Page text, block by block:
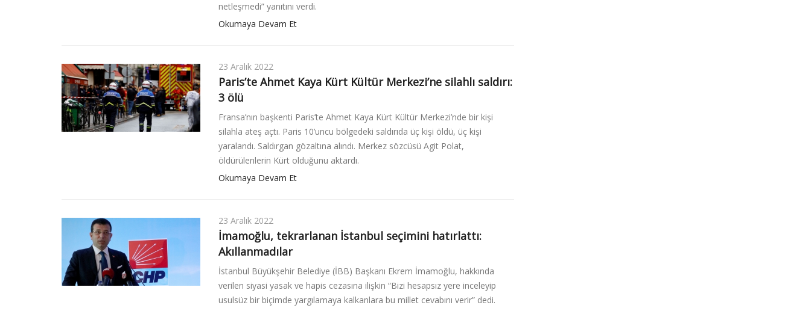
netleşmedi” yanıtını verdi.
Okumaya Devam Et
23 Aralık 2022
Paris’te Ahmet Kaya Kürt Kültür Merkezi’ne silahlı saldırı:
3 ölü
Fransa’nın başkenti Paris’te Ahmet Kaya Kürt Kültür Merkezi’nde bir kişi
silahla ateş açtı. Paris 10’uncu bölgedeki saldırıda üç kişi öldü, üç kişi
yaralandı. Saldırgan gözaltına alındı. Merkez sözcüsü Agit Polat,
öldürülenlerin Kürt olduğunu aktardı.
Okumaya Devam Et
23 Aralık 2022
İmamoğlu, tekrarlanan İstanbul seçimini hatırlattı:
Akıllanmadılar
İstanbul Büyükşehir Belediye (İBB) Başkanı Ekrem İmamoğlu, hakkında
verilen siyasi yasak ve hapis cezasına ilişkin “Bizi hesapsız yere inceleyip
usulsüz bir biçimde yargılamaya kalkanlara bu millet cevabını verir” dedi.